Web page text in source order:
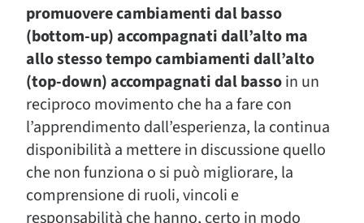
promuovere cambiamenti dal basso
(bottom-up) accompagnati dall’alto ma
allo stesso tempo cambiamenti dall’alto
(top-down) accompagnati dal bassoin un
reciproco movimento che ha a fare con
l’apprendimento dall’esperienza, la continua
disponibilità a mettere in discussione quello
che non funziona o si può migliorare, la
comprensione di ruoli, vincoli e
responsabilità che hanno, certo in modo